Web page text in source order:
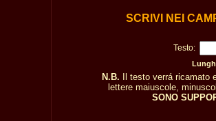
SCRIVI NEI
Testo:
N.B. Il testo verrá ricamato
lettere maiuscole,
SONO